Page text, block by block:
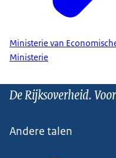
Ministerie van
Ministerie
De Rijksoverheid.
Andere talen